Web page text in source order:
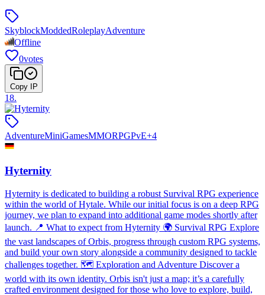
SkyblockModdedRoleplayAdventure
Offline
0votes
Copy IP
18.
AdventureMiniGamesMMORPGPvE+4
Hyternity
Hyternity is dedicated to building a robust Survival RPG experience
within the world of Hytale. While our initial focus is on a deep RPG
journey, we plan to expand into additional game modes shortly after
launch. 📍 What to expect from Hyternity 🌍 Survival RPG Explore
the vast landscapes of Orbis, progress through custom RPG systems,
and build your own story alongside a community designed to tackle
challenges together. 🗺️ Exploration and Adventure Discover a
world with its own identity. Orbis isn't just a map; it’s a carefully
crafted environment designed for those who love to explore, build,